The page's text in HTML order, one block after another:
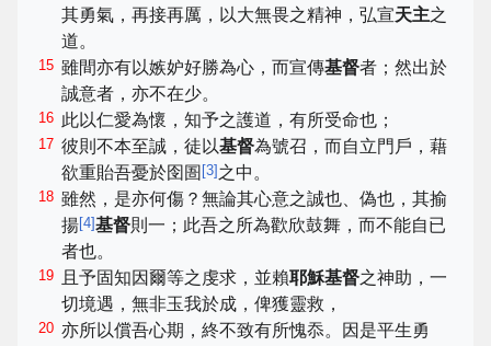
其勇氣，再接再厲，以大無畏之精神，弘宣天主之
道。
15 雖間亦有以嫉妒好勝為心，而宣傳基督者；然出於
誠意者，亦不在少。
16 此以仁愛為懷，知予之護道，有所受命也；
17 彼則不本至誠，徒以基督為號召，而自立門戶，藉
欲重貽吾憂於囹圄 [3] 之中。
18 雖然，是亦何傷？無論其心意之誠也、偽也，其揄
揚[4]基督則一；此吾之所為歡欣鼓舞，而不能自已
者也。
19 且予固知因爾等之虔求，並賴耶穌基督之神助，一
切境遇，無非玉我於成，俾獲靈救，
20 亦所以償吾心期，終不致有所愧忝。因是平生勇